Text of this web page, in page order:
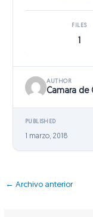
FILES
AUTHOR
Camara de
PUBLISHED
1 marzo, 2018
← Archivo anterior